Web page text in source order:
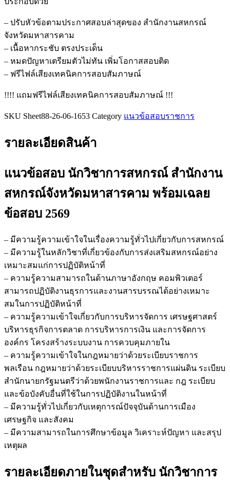
สหกรณ์
สำนักงาน
สหกรณ์
จังหวัด
มหาสารคาม
ชิ้น
– ปรับหัวข้อตามประกาศสอบล่าสุดของ สำนักงานสหกรณ์
จังหวัดมหาสารคาม
– เนื้อหากระชับ ตรงประเด็น
– หมดปัญหาเตรียมตัวไม่ทัน เพิ่มโอกาสสอบติด
– ฟรีไฟล์เสียงเทคนิคการสอบสัมภาษณ์
!!!! แถมฟรีไฟล์เสียงเทคนิคการสอบสัมภาษณ์ !!!
SKU Sheet88-26-06-1653 Category แนวข้อสอบราชการ
รายละเอียดสินค้า
แนวข้อสอบ นักวิชาการสหกรณ์ สำนักงาน
สหกรณ์จังหวัดมหาสารคาม พร้อมเฉลย
ข้อสอบ 2569
– มีความรู้ความเข้าใจในเรื่องความรู้ทั่วไปเกี่ยวกับการสหกรณ์
– มีความรู้ในหลักวิชาที่เกี่ยวข้องกับการส่งเสริมสหกรณ์อย่าง
เหมาะสมแก่การปฏิบัติหน้าที่
– ความรู้ความสามารถในด้านภาษาอังกฤษ คอมพิวเตอร์
สามารถปฏิบัติงานธุรการและงานสารบรรณได้อย่างเหมาะ
สมในการปฏิบัติหน้าที่
– ความรู้ความเข้าใจเกี่ยวกับการบริหารจัดการ เศรษฐศาสตร์
บริหารธุรกิจการตลาด การบริหารการเงิน และการจัดการ
องค์กร โครงสร้างระบบงาน การควบคุมภายใน
– ความรู้ความเข้าใจในกฎหมายว่าด้วยระเบียบราชการ
พลเรือน กฎหมายว่าด้วยระเบียบบริหารราชการแผ่นดิน ระเบียบ
สำนักนายกรัฐมนตรีว่าด้วยพนักงานราชการและ กฎ ระเบียบ
และข้อบังคับอื่นที่ใช้ในการปฏิบัติงานในหน้าที่
– มีความรู้ทั่วไปเกี่ยวกับเหตุการณ์ปัจจุบันด้านการเมือง
เศรษฐกิจ และสังคม
– มีความสามารถในการศึกษาข้อมูล วิเคราะห์ปัญหา และสรุป
เหตุผล
รายละเอียดภายในชุดสำหรับ นักวิชาการ